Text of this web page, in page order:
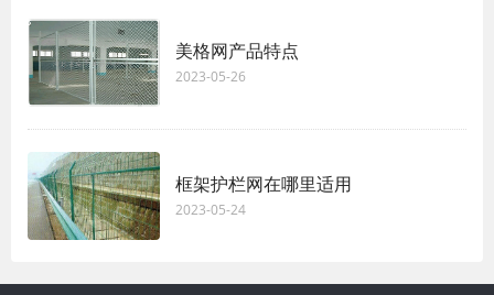
美格网产品特点
2023-05-26
框架护栏网在哪里适用
2023-05-24